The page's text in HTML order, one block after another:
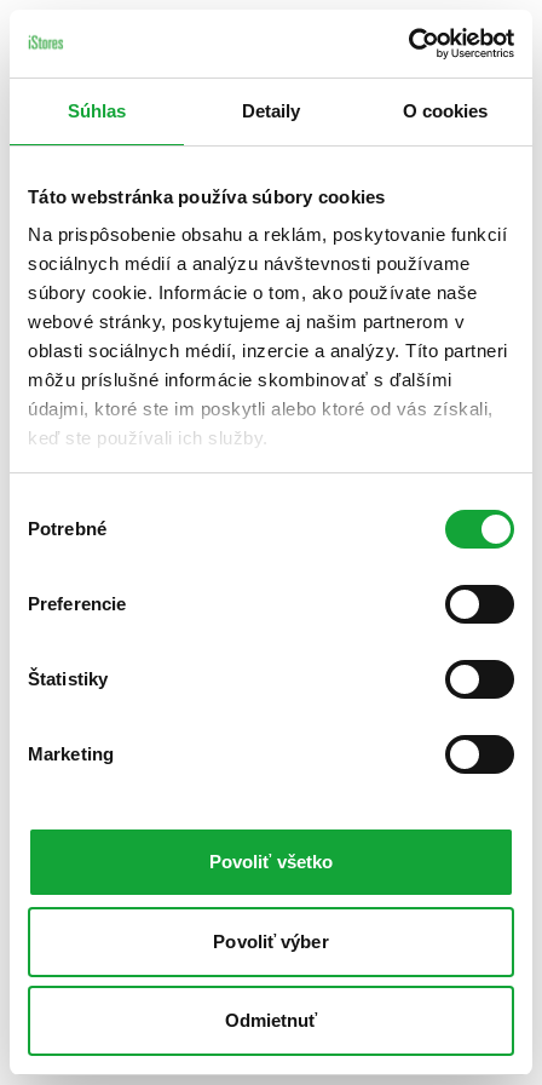
Súhlas Detaily O cookies
Táto webstránka používa súbory cookies
Na prispôsobenie obsahu a reklám, poskytovanie funkcií
sociálnych médií a analýzu návštevnosti používame
súbory cookie. Informácie o tom, ako používate naše
webové stránky, poskytujeme aj našim partnerom v
oblasti sociálnych médií, inzercie a analýzy. Títo partneri
môžu príslušné informácie skombinovať s ďalšími
údajmi, ktoré ste im poskytli alebo ktoré od vás získali,
keď ste používali ich služby.
súhlasu
Potrebné
Preferencie
Štatistiky
Marketing
Povoliť všetko
Povoliť výber
Odmietnuť